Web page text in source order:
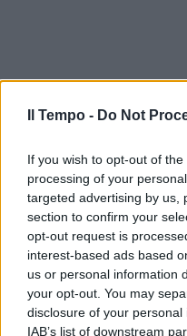
Il Tempo - Do Not
If you wish to opt-out of
processing of your
targeted advertising by us,
section to confirm your
opt-out request is
interest-based ads based
us or personal information
your opt-out. You may
disclosure of your
IAB’s list of downstream